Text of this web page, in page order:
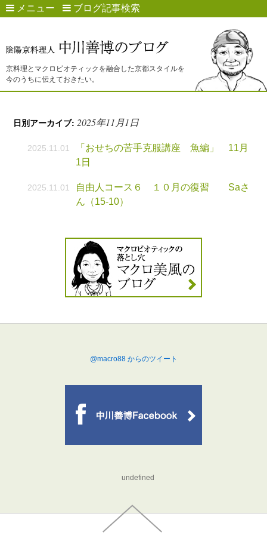
メニュー ブログ記事検索
京料理とマクロビオティックを融合した京都スタイルを
今のうちに伝えておきたい。
日別アーカイブ:2025年11月1日
2025.11.01
「おせちの苦手克服講座 魚編」 11月
1日
2025.11.01
自由人コース６ １０月の復習 Saさ
ん（15-10）
@macro88 からのツイート
undefined